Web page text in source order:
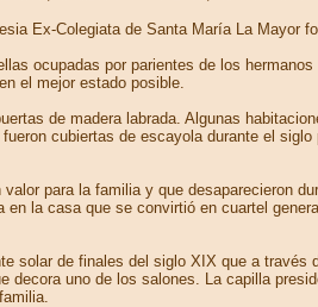
Ex-Colegiata de Santa María La
ocupadas por parientes de los
el mejor estado posible.
de madera labrada. Algunas
cubiertas de escayola durante el
para la familia y que desaparecieron
la casa que se convirtió en cuartel
solar de finales del siglo XIX que a
decora uno de los salones. La capilla